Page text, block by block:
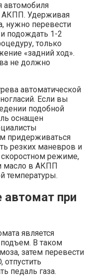
автомобиля
АКПП. Удерживая
нужно перевести
подождать 1-2
только
«задний ход».
не должно
автоматической
Если вы
подобной
оснащен
придерживаться
резких маневров и
режиме,
масло в АКПП
температуры.
автомат при
является
В таком
затем перевести
педаль газа.